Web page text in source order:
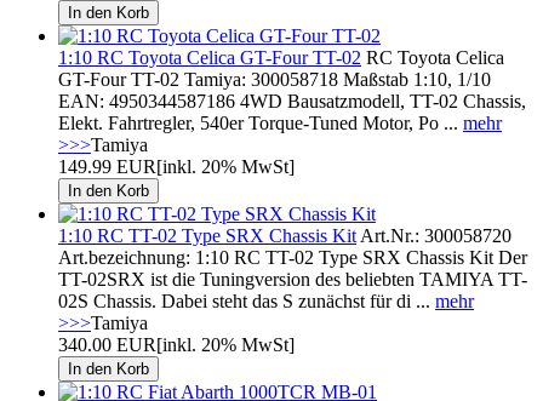
1:10 RC Toyota Celica GT-Four TT-02 RC Toyota Celica
GT-Four TT-02 Tamiya: 300058718 Maßstab 1:10, 1/10
EAN: 4950344587186 4WD Bausatzmodell, TT-02 Chassis,
Elekt. Fahrtregler, 540er Torque-Tuned Motor, Po ... mehr
>>>Tamiya
149.99 EUR[inkl. 20% MwSt]
1:10 RC TT-02 Type SRX Chassis Kit Art.Nr.: 300058720
Art.bezeichnung: 1:10 RC TT-02 Type SRX Chassis Kit Der
TT-02SRX ist die Tuningversion des beliebten TAMIYA TT-
02S Chassis. Dabei steht das S zunächst für di ... mehr
>>>Tamiya
340.00 EUR[inkl. 20% MwSt]